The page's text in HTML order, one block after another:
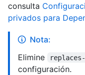
consulta
privados para
Nota:
Elimine
configuración.